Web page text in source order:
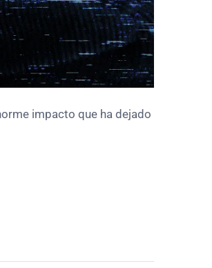
impacto que ha dejado